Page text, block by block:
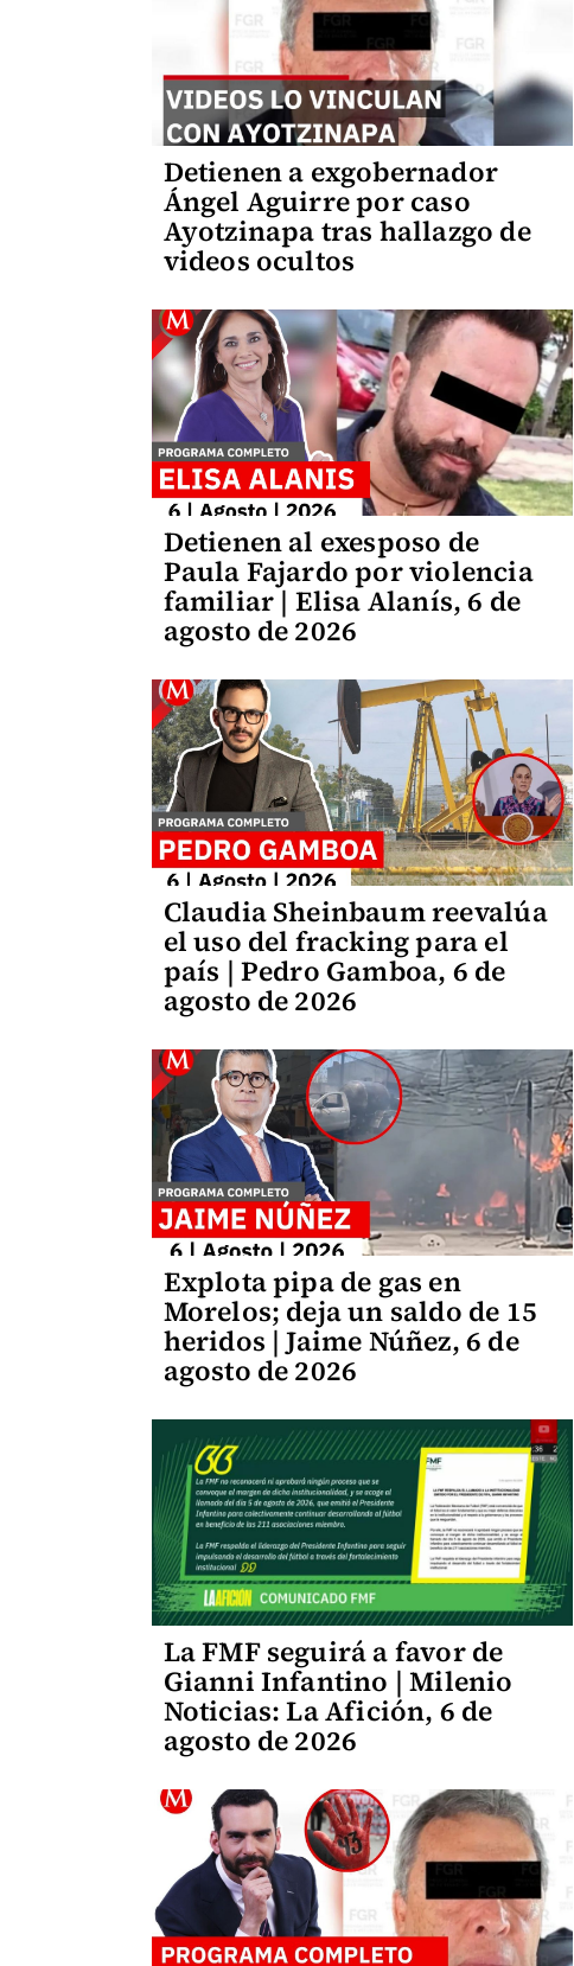
Detienen a exgobernador
Ángel Aguirre por caso
Ayotzinapa tras hallazgo de
videos ocultos
Detienen al exesposo de
Paula Fajardo por violencia
familiar | Elisa Alanís, 6 de
agosto de 2026
Claudia Sheinbaum reevalúa
el uso del fracking para el
país | Pedro Gamboa, 6 de
agosto de 2026
Explota pipa de gas en
Morelos; deja un saldo de 15
heridos | Jaime Núñez, 6 de
agosto de 2026
La FMF seguirá a favor de
Gianni Infantino | Milenio
Noticias: La Afición, 6 de
agosto de 2026